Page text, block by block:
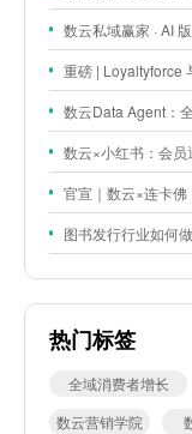
数云私域赢家 · AI
重磅 | Loyaltyforce 与菲律宾零
数云Data Agent：
数云×小红书：会员
官宣｜数云×连卡佛
图书发行行业如何
热门标签
全域消费者增长
数云营销学院